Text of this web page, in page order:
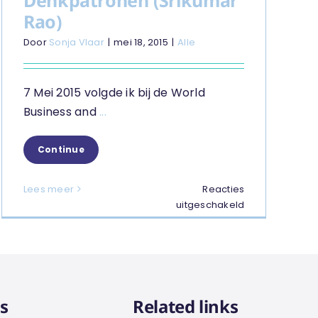
Rao)
Door Sonja Vlaar | mei 18, 2015 | Alle
7 Mei 2015 volgde ik bij de World
Business and ...
Continue
Lees meer
Reacties
uitgeschakeld
Denkpatronen
Related links